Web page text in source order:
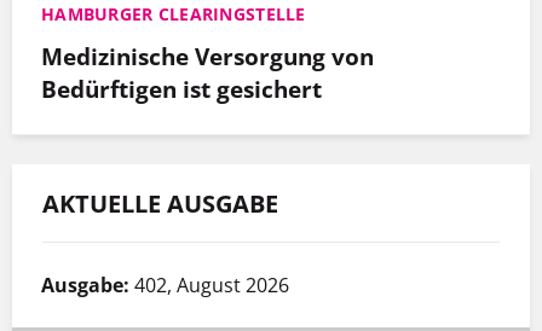
HAMBURGER CLEARINGSTELLE
Medizinische Versorgung von
Bedürftigen ist gesichert
AKTUELLE AUSGABE
Ausgabe: 402, August 2026